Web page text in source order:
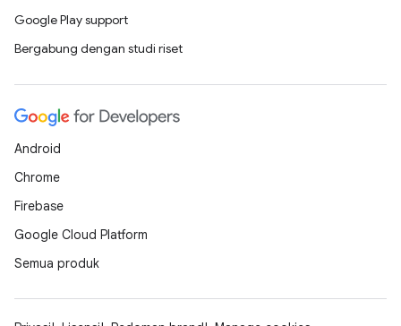
Google Play support
Bergabung dengan studi riset
Android
Chrome
Firebase
Google Cloud Platform
Semua produk